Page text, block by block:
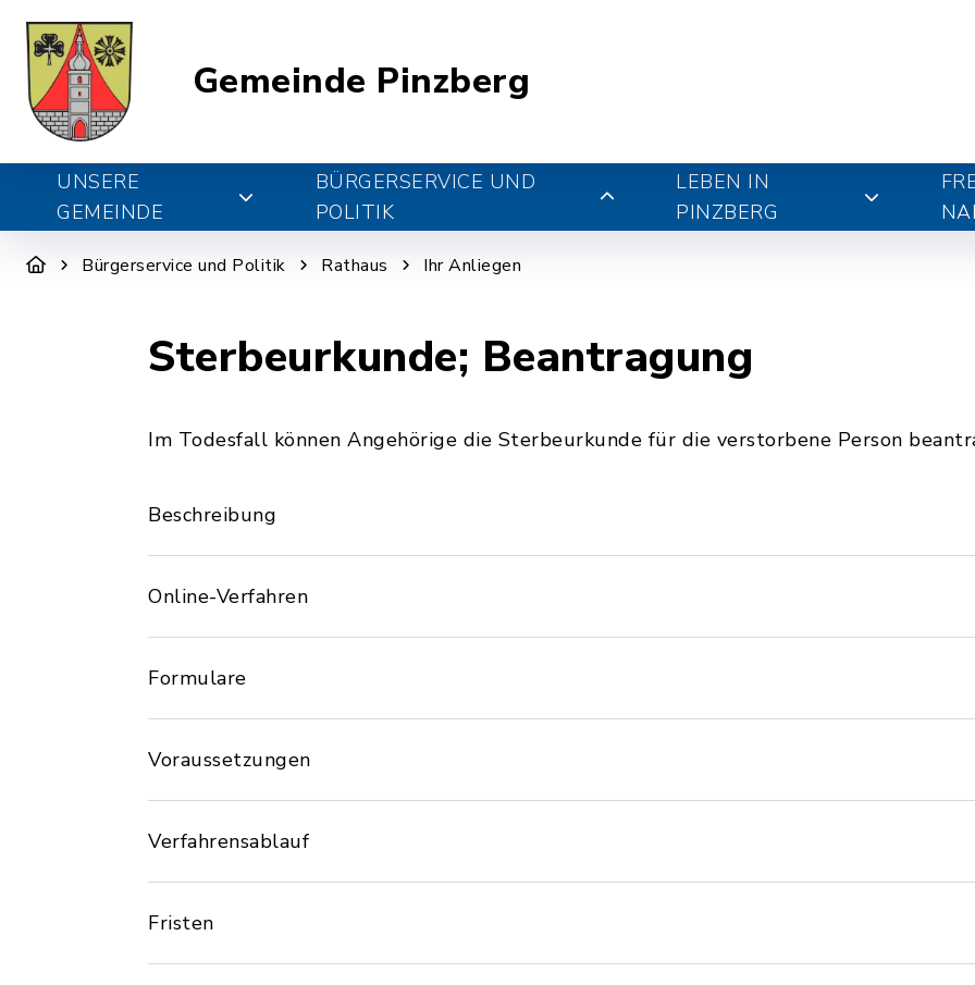
Gemeinde Pinzberg
UNSERE
GEMEINDE
BÜRGERSERVICE UND
POLITIK
LEBEN IN
PINZBERG
Bürgerservice und Politik Rathaus Ihr Anliegen
Sterbeurkunde; Beantragung
Im Todesfall können Angehörige die Sterbeurkunde für die verstorbene Person
Beschreibung
Online-Verfahren
Formulare
Voraussetzungen
Verfahrensablauf
Fristen